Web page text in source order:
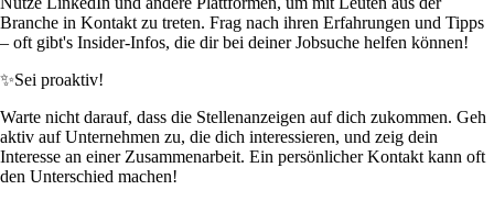
Branche in Kontakt zu treten. Frag nach ihren Erfahrungen und Tipps
– oft gibt's Insider-Infos, die dir bei deiner Jobsuche helfen können!
✨Sei proaktiv!
Warte nicht darauf, dass die Stellenanzeigen auf dich zukommen. Geh
aktiv auf Unternehmen zu, die dich interessieren, und zeig dein
Interesse an einer Zusammenarbeit. Ein persönlicher Kontakt kann oft
den Unterschied machen!